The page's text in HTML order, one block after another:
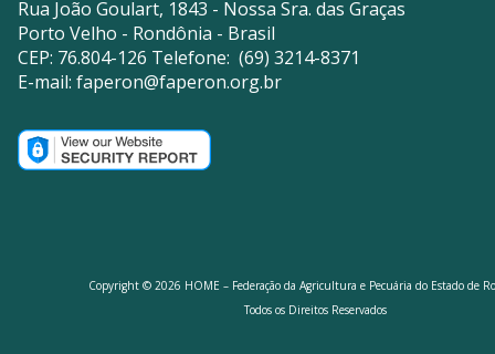
Rua João Goulart, 1843 - Nossa Sra. das Graças
Porto Velho - Rondônia - Brasil
CEP: 76.804-126 Telefone: (69) 3214-8371
E-mail: faperon@faperon.org.br
Copyright © 2026 HOME – Federação da Agricultura e Pecuária do Estado de
Todos os Direitos Reservados